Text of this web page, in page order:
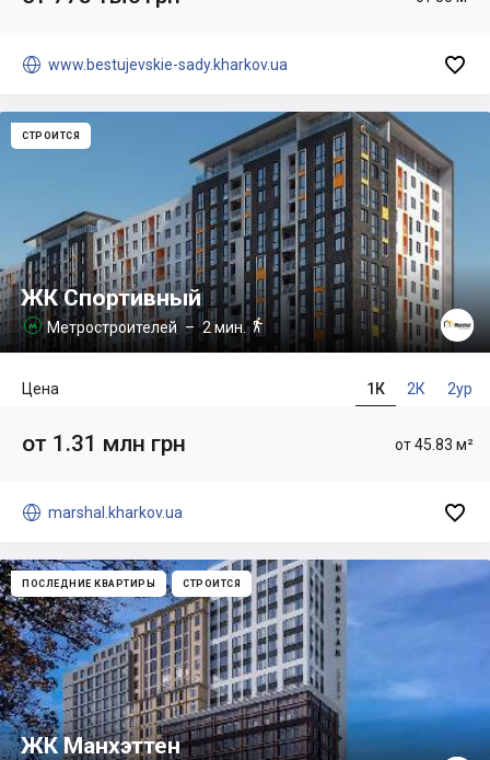
 www.bestujevskie-sady.kharkov.ua 
СТРОИТСЯ
ЖК Спортивный
 Метростроителей– 2 мин. 
1К 2К 2ур
Цена
от 45.83 м²
от 1.31 млн грн
 marshal.kharkov.ua 
ПОСЛЕДНИЕ КВАРТИРЫ СТРОИТСЯ
ЖК Манхэттен